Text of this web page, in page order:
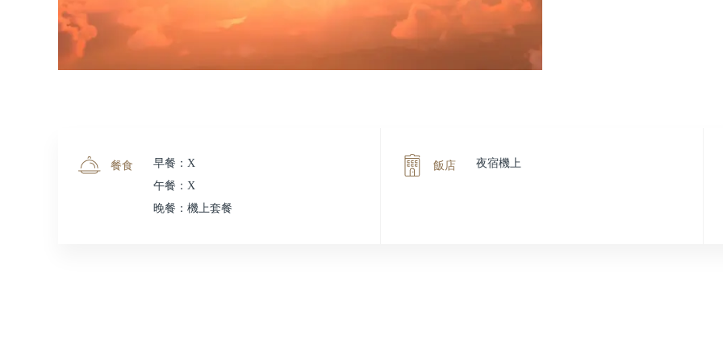
餐食
早餐：X
午餐：X
晚餐：機上套餐
飯店 夜宿機上